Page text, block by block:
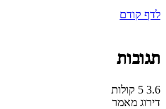
לדף קודם
תגובות
3.6
5 קולות
דירוג מאמר